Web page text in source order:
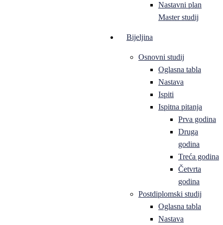
Nastavni plan
Master studij
Bijeljina
Osnovni studij
Oglasna tabla
Nastava
Ispiti
Ispitna pitanja
Prva godina
Druga
godina
Treća godina
Četvrta
godina
Postdiplomski studij
Oglasna tabla
Nastava